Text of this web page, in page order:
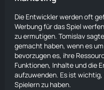
Die Entwickler werden oft
Werbung für das Spielwerfen
zu ermutigen. Tomislav
gemacht haben, wenn es
bevorzugen es, ihre
Funktionen, Inhalte und die
aufzuwenden. Es ist
Spielern zu haben.